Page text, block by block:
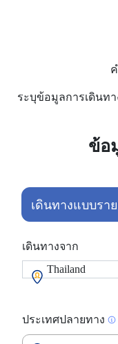
ระบุข้อมูลการเดินท
ข้อ
เดินทางแบบรา
เดินทางจาก
ประเทศปลายทาง